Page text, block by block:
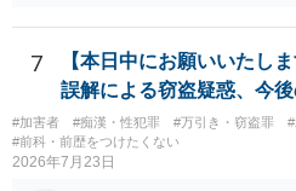
の方が動いた結果当たってしまった
です。 相手の方は，オーバーに表現
分に不利益がかかってくると認識し
現されることはないと思っていただ
合，問題となるのは基本的に現場で被
場合がほとんどです。 そうでないと
7
【本日中にお願いいたし
誤解による窃盗疑惑、今
#加害者 #痴漢・性犯罪 #万引き・窃盗罪
#前科・前歴をつけたくない
2026年7月23日